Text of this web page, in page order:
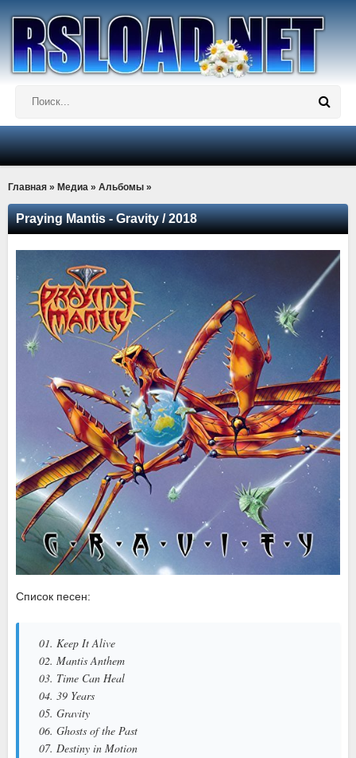
Главная » Медиа » Альбомы »
Praying Mantis - Gravity / 2018
Список песен:
01. Keep It Alive
02. Mantis Anthem
03. Time Can Heal
04. 39 Years
05. Gravity
06. Ghosts of the Past
07. Destiny in Motion